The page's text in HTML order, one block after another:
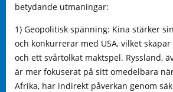
betydande utmaningar:
1) Geopolitisk spänning: Kina stärker
och konkurrerar med USA, vilket
och ett svårtolkat maktspel. Ryssland,
är mer fokuserat på sitt omedelbara
Afrika, har indirekt påverkan genom